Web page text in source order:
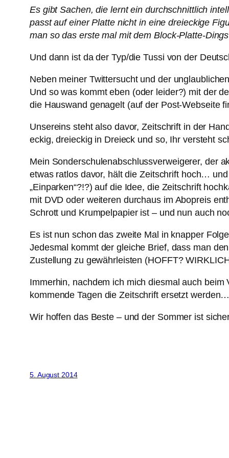
Es gibt Sachen, die lernt ein durchschnittlich
passt auf einer Platte nicht in eine dreieckige
man so das erste mal mit dem Block-Platte-
Und dann ist da der Typ/die Tussi von der
Neben meiner Twittersucht und der
Und so was kommt eben (oder leider?) mit der
die Hauswand genagelt (auf der Post-Webseite
Unsereins steht also davor, Zeitschrift in der
eckig, dreieckig in Dreieck und so, Ihr versteht
Mein Sonderschulenabschlussverweigerer, der
etwas ratlos davor, hält die Zeitschrift hoch…
„Einparken“?!?) auf die Idee, die Zeitschrift
mit DVD oder weiteren durchaus im Abopreis
Schrott und Krumpelpapier ist – und nun auch
Es ist nun schon das zweite Mal in knapper
Jedesmal kommt der gleiche Brief, dass man
Zustellung zu gewährleisten (HOFFT?
Immerhin, nachdem ich mich diesmal auch beim
kommende Tagen die Zeitschrift ersetzt
Wir hoffen das Beste – und der Sommer ist
5. August 2014